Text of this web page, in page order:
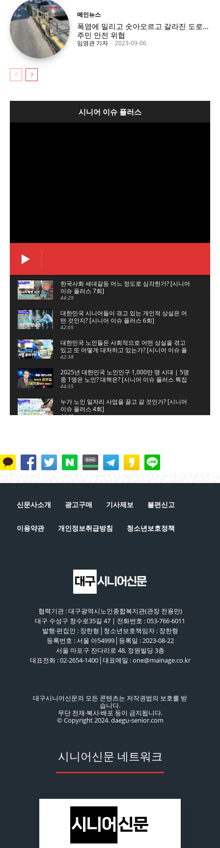
메인뉴스
폭염에 밀리고 솟아오르고 갈라진 도로…
주민 안전 위협
임영관 기자 - 2023-09-06
시니어 이슈 플러스
한국사회 세대갈등 어느 정도로 심각한가? [시니어
이슈 플러스 7회]
44:29
대한민국 시니어들이 겪고 있는 개인적 상실은 어
떤 것인지? [시니어 이슈 플러스 6회]
42:05
대한민국 노인들은 사회적으로 어떤 상실을 겪고
있고 또 어떻게 대처하고 있는가? [시니어 이슈 플
러스 5회]
42:38
2025년 대한민국 노인인구 1,000만 명 시대 | 5명
중 1명은 노인? 대책은? [시니어 이슈 플러스 특집
대한노인회]
44:55
누가 노인 일자리 사업을 끌고 갈 것인가? [시니어
이슈 플러스 4회]
44:41
은퇴는 새로운 시작, 새로운 출발이다 [시니어 이슈
플러스 2회]
44:42
신문사소개 광고구매 기사제보 불편신고
이용약관 개인정보취급방침 청소년보호정책
협력기관 : 대구광역시노인종합복지관(관장 전용만)
대구 수성구 청수로35길 47 | 전화번호 : 053-766-6011
발행·편집인 : 장한형│청소년보호책임자 : 장한형
등록번호 : 서울 아54999│등록일 : 2023-08-22
서울 마포구 잔다리로 48, 정원빌딩 3층
대표전화 : 02-2654-1400│대표메일 : one@mainage.co.kr
대구시니어신문의 모든 콘텐츠는 저작권법의 보호를 받
습니다.
무단 전재·복사·배포 등이 금지됩니다.
© Copyright 2024. daegu-senior.com
시니어신문 네트워크